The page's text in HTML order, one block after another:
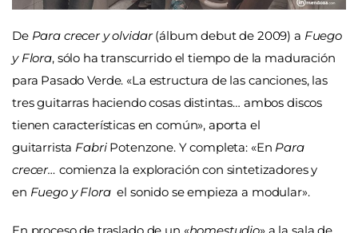
De Para crecer y olvidar(álbum debut de 2009) a Fuego
y Flora, sólo ha transcurrido el tiempo de la maduración
para Pasado Verde. «La estructura de las canciones, las
tres guitarras haciendo cosas distintas… ambos discos
tienen características en común», aporta el
guitarrista FabriPotenzone. Y completa: «En Para
crecer… comienza la exploración con sintetizadores y
en Fuego y Florael sonido se empieza a modular».
En proceso de traslado de un «homestudio»a la sala de